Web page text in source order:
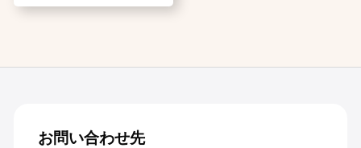
お問い合わせ先